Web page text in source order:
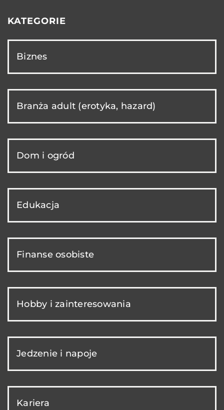
KATEGORIE
Biznes
Branża adult (erotyka, hazard)
Dom i ogród
Edukacja
Finanse osobiste
Hobby i zainteresowania
Jedzenie i napoje
Kariera